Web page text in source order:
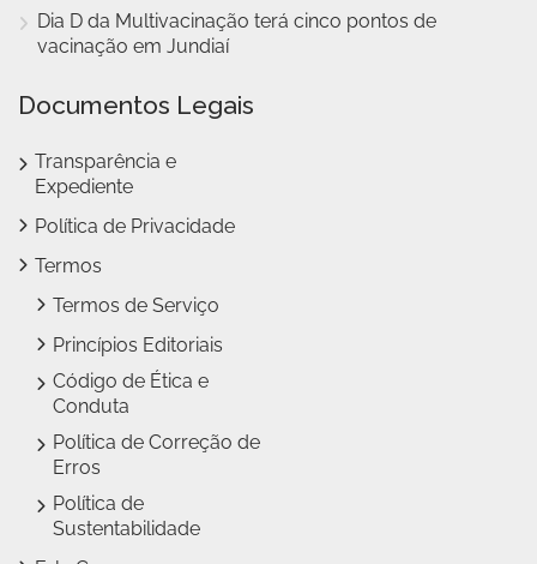
Dia D da Multivacinação terá cinco pontos de
vacinação em Jundiaí
Documentos Legais
Transparência e
Expediente
Política de Privacidade
Termos
Termos de Serviço
Princípios Editoriais
Código de Ética e
Conduta
Política de Correção de
Erros
Política de
Sustentabilidade